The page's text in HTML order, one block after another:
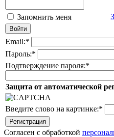
Запомнить меня
Email:*
Пароль:*
Подтверждение пароля:*
Защита от автоматической
Введите слово на картинке:*
Согласен с обработкой